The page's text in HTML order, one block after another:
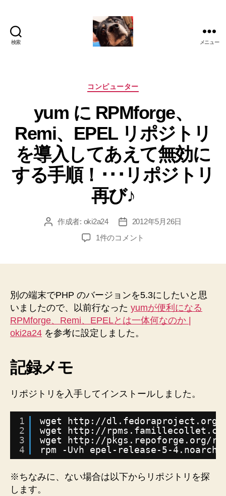
検索 メニュー
カ
ゴ
リ
コンピューター
yum に RPMforge、
Remi、EPEL リポジトリ
を導入してあえて無効に
する手順！･･･リポジトリ
再び♪
投 作成者: oki2a24
投
稿
2012年5月26日
yum
リ
ポ
ジ
ト
リ
て
て
無
効
に
す
る
1件のコメント
別の端末でPHP のバージョンを5.3にしたいと思
いましたので、以前行なった yumが便利になる
RPMforge、Remi、EPELとは一体何なのか |
oki2a24 を参考に設定しました。
記録メモ
リポジトリを入手してインストールしました。
1
2
3
4
wget http: //dl .fedoraproject.org
wget http: //rpms
wget http: //pkgs .repoforge.org/
rpm -Uvh epel-release-5-
※ちなみに、ない場合は以下からリポジトリを探
します。